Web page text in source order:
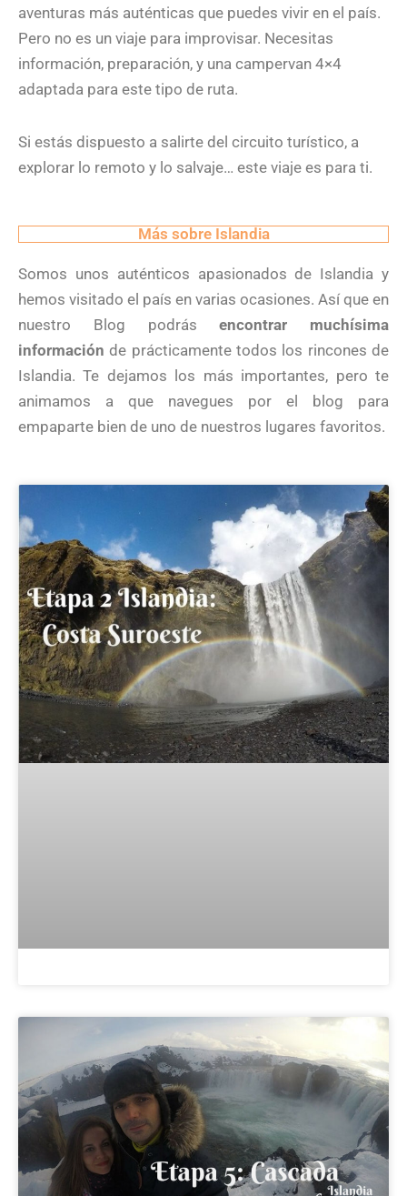
aventuras más auténticas que puedes vivir en el país.
Pero no es un viaje para improvisar. Necesitas
información, preparación, y una campervan 4×4
adaptada para este tipo de ruta.
Si estás dispuesto a salirte del circuito turístico, a
explorar lo remoto y lo salvaje… este viaje es para ti.
Más sobre Islandia
Somos unos auténticos apasionados de Islandia y
hemos visitado el país en varias ocasiones. Así que en
nuestro Blog podrásencontrar muchísima
información de prácticamente todos los rincones de
Islandia. Te dejamos los más importantes, pero te
animamos a que navegues por el blog para
empaparte bien de uno de nuestros lugares favoritos.